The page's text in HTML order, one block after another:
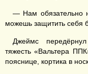
— Нам обязательно
можешь защитить себя
Джеймс
тяжесть «Вальтера
пояснице, кортика в